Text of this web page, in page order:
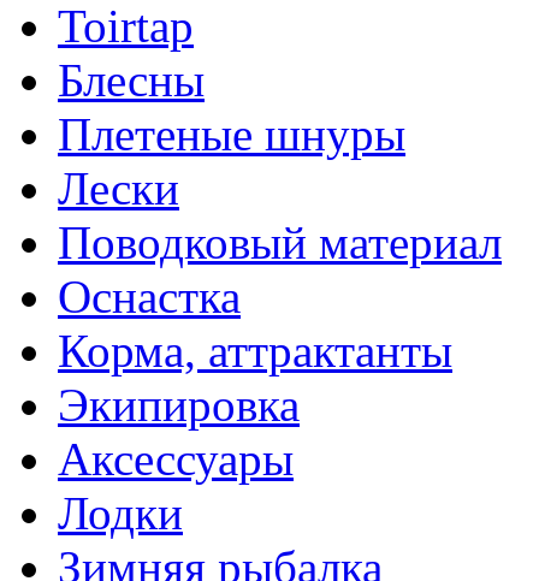
Toirtap
Блесны
Плетеные шнуры
Лески
Поводковый материал
Оснастка
Корма, аттрактанты
Экипировка
Аксессуары
Лодки
Зимняя рыбалка